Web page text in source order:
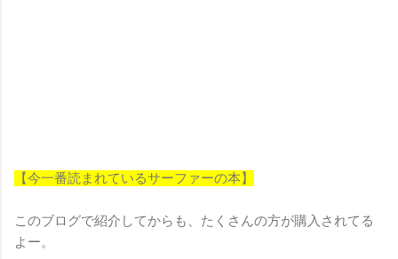
【今一番読まれているサーファーの本】
このブログで紹介してからも、たくさんの方が購入されてる
よー。